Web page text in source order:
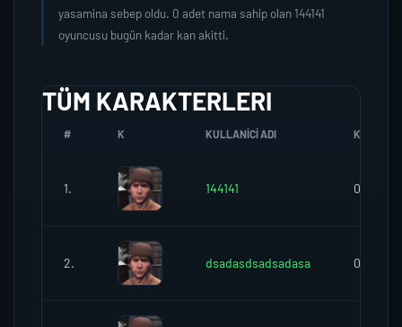
yasamina sebep oldu. 0 adet nama sahip olan 144141
oyuncusu bugün kadar kan akitti.
TÜM KARAKTERLERI
# K KULLANICI ADI K.SEREFI
1. 144141 0
2. dsadasdsadsadasa 0